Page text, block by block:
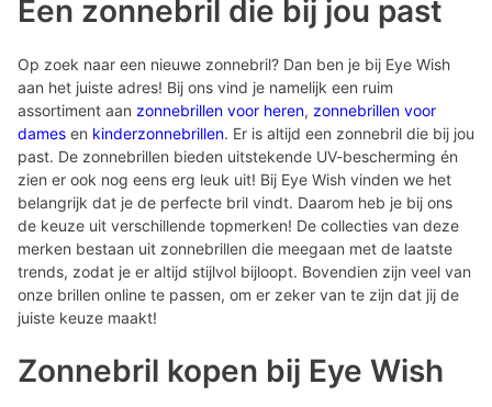
Een zonnebril die bij jou past
Op zoek naar een nieuwe zonnebril? Dan ben je bij Eye Wish
aan het juiste adres! Bij ons vind je namelijk een ruim
assortiment aan zonnebrillen voor heren, zonnebrillen voor
dames en kinderzonnebrillen. Er is altijd een zonnebril die bij jou
past. De zonnebrillen bieden uitstekende UV-bescherming én
zien er ook nog eens erg leuk uit! Bij Eye Wish vinden we het
belangrijk dat je de perfecte bril vindt. Daarom heb je bij ons
de keuze uit verschillende topmerken! De collecties van deze
merken bestaan uit zonnebrillen die meegaan met de laatste
trends, zodat je er altijd stijlvol bijloopt. Bovendien zijn veel van
onze brillen online te passen, om er zeker van te zijn dat jij de
juiste keuze maakt!
Zonnebril kopen bij Eye Wish